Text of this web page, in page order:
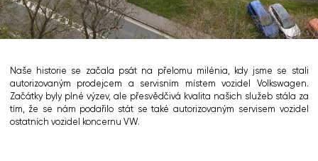
Naše historie se začala psát na přelomu milénia, kdy jsme se stali
autorizovaným prodejcem a servisním místem vozidel Volkswagen.
Začátky byly plné výzev, ale přesvědčivá kvalita našich služeb stála za
tím, že se nám podařilo stát se také autorizovaným servisem vozidel
ostatních vozidel koncernu VW.